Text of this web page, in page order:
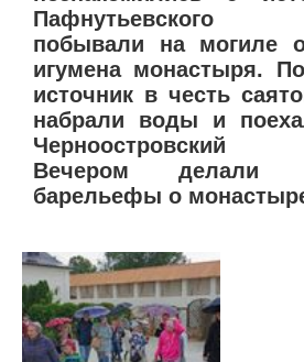
Пафнутьевского
побывали на могиле
игумена монастыря.
источник в честь
набрали воды и
Черноостровский
Вечером делали
барельефы о